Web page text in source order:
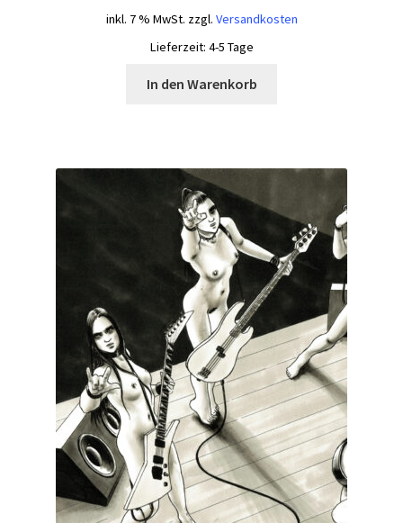
inkl. 7 % MwSt. zzgl. Versandkosten
Lieferzeit: 4-5 Tage
In den Warenkorb